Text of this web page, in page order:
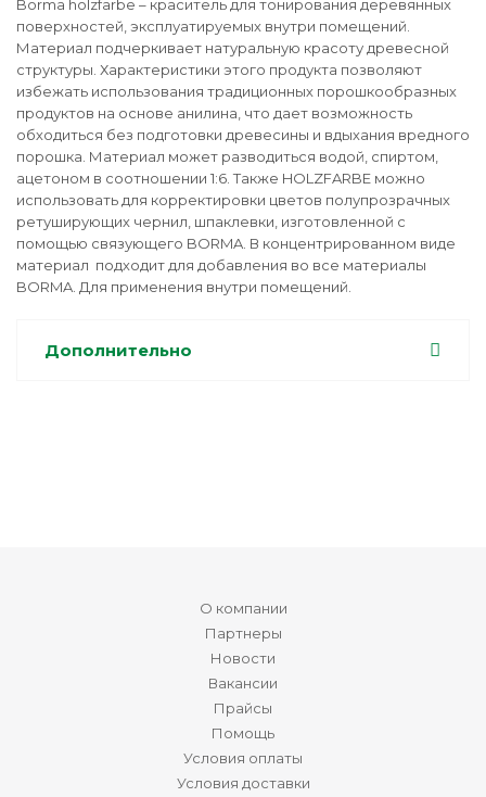
Borma holzfarbe – краситель для тонирования деревянных
поверхностей, эксплуатируемых внутри помещений.
Материал подчеркивает натуральную красоту древесной
структуры. Характеристики этого продукта позволяют
избежать использования традиционных порошкообразных
продуктов на основе анилина, что дает возможность
обходиться без подготовки древесины и вдыхания вредного
порошка. Материал может разводиться водой, спиртом,
ацетоном в соотношении 1:6. Также HOLZFARBE можно
использовать для корректировки цветов полупрозрачных
ретуширующих чернил, шпаклевки, изготовленной с
помощью связующего BORMA. В концентрированном виде
материал подходит для добавления во все материалы
BORMA. Для применения внутри помещений.
Дополнительно
О компании
Партнеры
Новости
Вакансии
Прайсы
Помощь
Условия оплаты
Условия доставки